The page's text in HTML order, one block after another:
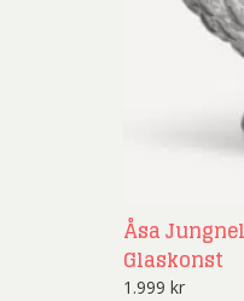
Åsa
Glaskonst
1.999 kr